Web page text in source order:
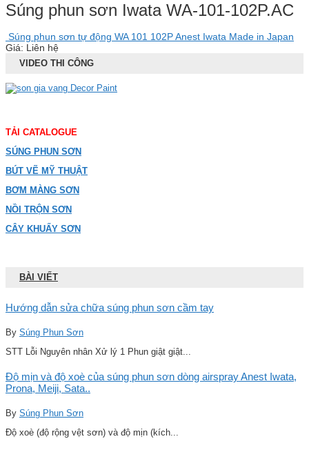
Súng phun sơn Iwata WA-101-102P.AC
Súng phun sơn tự động WA 101 102P Anest Iwata Made in Japan
Giá: Liên hệ
VIDEO THI CÔNG
TẢI CATALOGUE
SÚNG PHUN SƠN
BÚT VẼ MỸ THUẬT
BƠM MÀNG SƠN
NỒI TRỘN SƠN
CÂY KHUẤY SƠN
BÀI VIẾT
Hướng dẫn sửa chữa súng phun sơn cầm tay
By Súng Phun Sơn
STT Lỗi Nguyên nhân Xử lý 1 Phun giật giật...
Độ mịn và độ xoè của súng phun sơn dòng airspray Anest Iwata,
Prona, Meiji, Sata..
By Súng Phun Sơn
Độ xoè (độ rộng vệt sơn) và độ mịn (kích...